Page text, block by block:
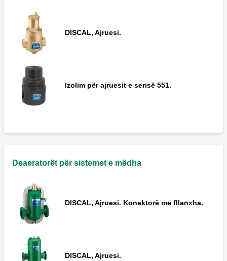
DISCAL, Ajruesi.
Izolim për ajruesit e serisë 551.
Deaeratorët për sistemet e mëdha
DISCAL, Ajruesi. Konektorë me fllanxha.
DISCAL, Ajruesi.